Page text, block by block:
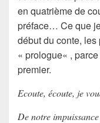
en quatrième de
préface… Ce que
début du conte,
« prologue« ,
premier.
Ecoute, écoute, je
De notre